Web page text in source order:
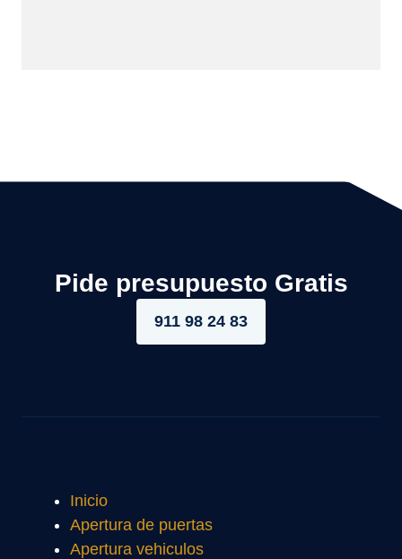
Pide presupuesto Gratis
911 98 24 83
Inicio
Apertura de puertas
Apertura vehiculos